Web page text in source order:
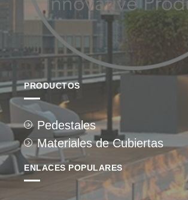
PRODUCTOS
Pedestales
Materiales de Cubiertas
ENLACES POPULARES